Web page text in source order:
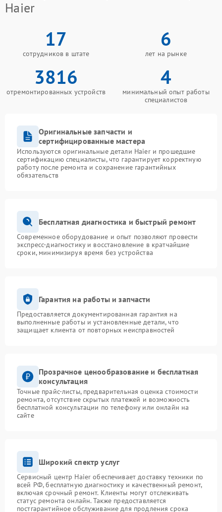
Haier
17
сотрудников в штате
6
лет на рынке
3816
отремонтированных устройств
4
минимальный опыт работы
специалистов
Оригинальные запчасти и
сертифицированные мастера
Используются оригинальные детали Haier и прошедшие
сертификацию специалисты, что гарантирует корректную
работу после ремонта и сохранение гарантийных
обязательств
Бесплатная диагностика и быстрый ремонт
Современное оборудование и опыт позволяют провести
экспресс-диагностику и восстановление в кратчайшие
сроки, минимизируя время без устройства
Гарантия на работы и запчасти
Предоставляется документированная гарантия на
выполненные работы и установленные детали, что
защищает клиента от повторных неисправностей
Прозрачное ценообразование и бесплатная
консультация
Точные прайс-листы, предварительная оценка стоимости
ремонта, отсутствие скрытых платежей и возможность
бесплатной консультации по телефону или онлайн на
сайте
Широкий спектр услуг
Сервисный центр Haier обеспечивает доставку техники по
всей РФ, бесплатную диагностику и качественный ремонт,
включая срочный ремонт. Клиенты могут отслеживать
статус ремонта онлайн. Также предоставляется
постгарантийное обслуживание для продления срока